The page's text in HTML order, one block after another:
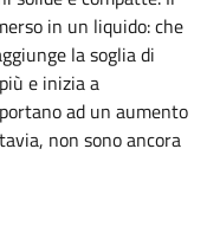
in un liquido: che
la soglia di
e inizia a
ad un aumento
non sono ancora